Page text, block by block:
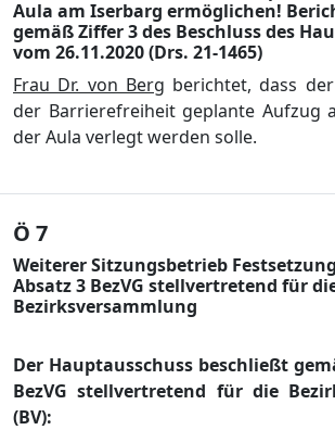
Aula am Iserbarg ermöglichen!
gemäß Ziffer 3 des Beschluss des
vom 26.11.2020 (Drs. 21-1465)
Frau Dr. von Berg berichtet, dass
der Barrierefreiheit geplante Aufzug
der Aula verlegt werden solle.
Ö 7
Weiterer Sitzungsbetrieb
Absatz 3 BezVG stellvertretend für
Bezirksversammlung
Der Hauptausschuss beschließt
BezVG stellvertretend für die
(BV):